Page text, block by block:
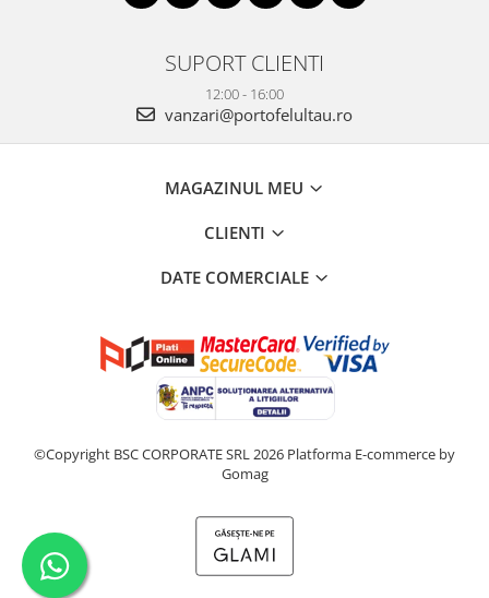
SUPORT CLIENTI
12:00 - 16:00
vanzari@portofelultau.ro
MAGAZINUL MEU
CLIENTI
DATE COMERCIALE
©Copyright BSC CORPORATE SRL 2026 Platforma E-commerce by
Gomag